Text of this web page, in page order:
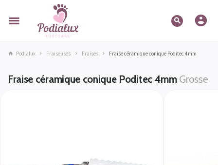
Podialux Fraiseuses Fraises Fraise céramique conique Poditec 4mm
Fraise céramique conique Poditec 4mm Grosse